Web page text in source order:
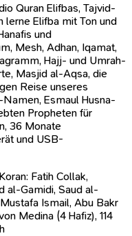
Quran Elifbas, Tajvid-
Elifba mit Ton und
und
Mesh, Adhan, Iqamat,
Hajj- und Umrah-
Masjid al-Aqsa, die
Reise unseres
Esmaul Husna-
Propheten für
36 Monate
und USB-
Fatih Collak,
al-Gamidi, Saud al-
Ismail, Abu Bakr
Medina (4 Hafiz), 114